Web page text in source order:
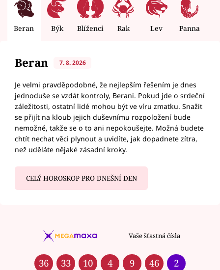
Beran Býk Blíženci Rak Lev Panna
Beran 7. 8. 2026
Je velmi pravděpodobné, že nejlepším řešením je dnes
jednoduše se vzdát kontroly, Berani. Pokud jde o srdeční
záležitosti, ostatní lidé mohou být ve víru zmatku. Snažit
se přijít na kloub jejich duševnímu rozpoložení bude
nemožné, takže se o to ani nepokoušejte. Možná budete
chtít nechat věci plynout a uvidíte, jak dopadnete zítra,
než uděláte nějaké zásadní kroky.
CELÝ HOROSKOP PRO DNEŠNÍ DEN
Vaše šťastná čísla
36 33 10 4 9 46 2